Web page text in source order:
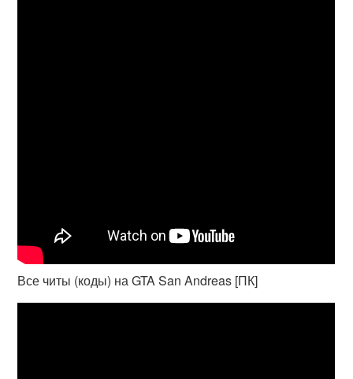
Все читы (коды) на GTA San Andreas [ПК]